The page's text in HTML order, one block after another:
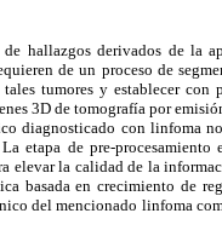
hallazgos derivados de la
de un proceso de
tumores y establecer
3D de tomografía por
diagnosticado con linfoma
etapa de pre-
la calidad de la
basada en crecimiento de
del mencionado linfoma